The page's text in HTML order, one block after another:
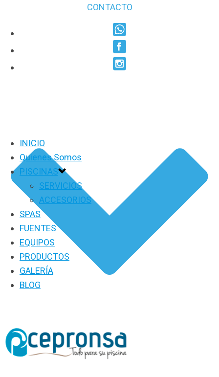
CONTACTO
INICIO
Quienes Somos
PISCINAS
SERVICIOS
ACCESORIOS
SPAS
FUENTES
EQUIPOS
PRODUCTOS
GALERÍA
BLOG
PRODUCTOS